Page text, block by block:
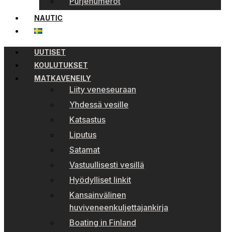
NAUTIC
UUTISET
KOULUTUKSET
MATKAVENEILY
Liity veneseuraan
Yhdessä vesille
Katsastus
Liputus
Satamat
Vastuullisesti vesillä
Hyödylliset linkit
Kansainvälinen
huviveneenkuljettajankirja
Boating in Finland